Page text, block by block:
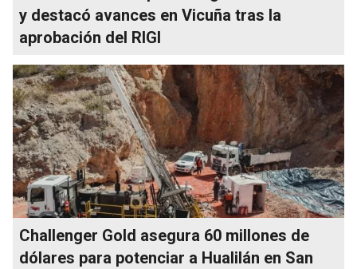
y destacó avances en Vicuña tras la
aprobación del RIGI
Challenger Gold asegura 60 millones de
dólares para potenciar a Hualilán en San